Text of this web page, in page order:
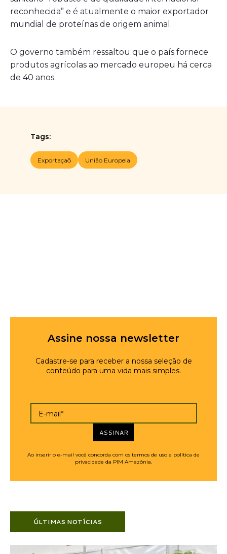
reconhecida” e é atualmente o maior exportador
mundial de proteínas de origem animal.
O governo também ressaltou que o país fornece
produtos agrícolas ao mercado europeu há cerca
de 40 anos.
Tags:
Exportaçaõ União Europeia
Assine nossa newsletter
Cadastre-se para receber a nossa seleção de
conteúdo para uma vida mais simples.
E-mail*
ASSINAR
Ao inserir o e-mail você concorda com os termos de uso e política de
privacidade da PIM Amazônia.
ÚLTIMAS NOTÍCIAS